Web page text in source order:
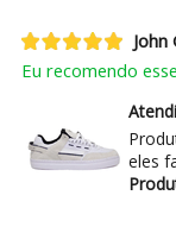
John
Eu recomendo
eles